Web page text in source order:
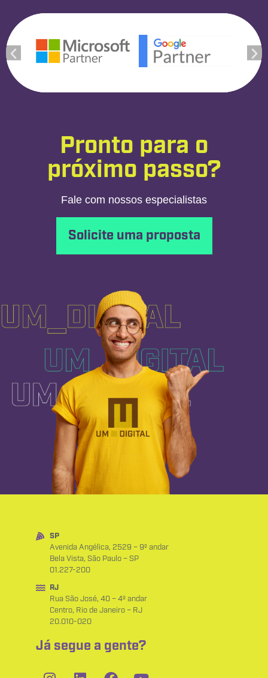
Pronto para o
próximo passo?
Fale com nossos especialistas
Solicite uma proposta
SP
Avenida Angélica, 2529 – 9º andar
Bela Vista, São Paulo – SP
01.227-200
RJ
Rua São José, 40 – 4º andar
Centro, Rio de Janeiro – RJ
20.010-020
Já segue a gente?